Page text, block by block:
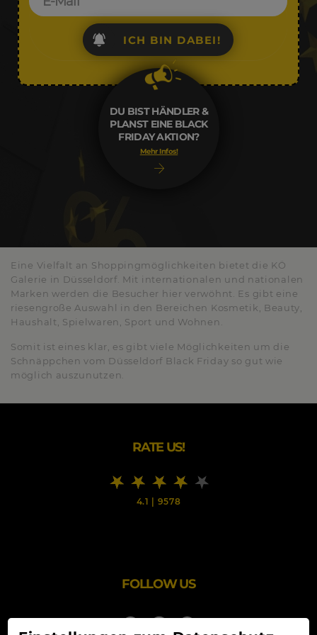
DU BIST HÄNDLER &
PLANST EINE BLACK
FRIDAY AKTION?
Mehr Infos!
ICH BIN DABEI!
Eine Vielfalt an Shoppingmöglichkeiten bietet die KÖ
Galerie in Düsseldorf. Mit internationalen und nationalen
Marken werden die Besucher hier verwöhnt. Es gibt eine
riesengroße Auswahl in den Bereichen Kosmetik, Beauty,
Haushalt, Spielwaren, Sport und Wohnen.
Somit ist eines klar, es gibt viele Möglichkeiten um die
Schnäppchen vom Düsseldorf Black Friday so gut wie
möglich auszunutzen.
RATE US!
4.1 | 9578
FOLLOW US